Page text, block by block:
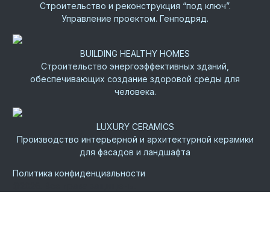
Строительство и реконструкция “под ключ”.
Управление проектом. Генподряд.
BUILDING HEALTHY HOMES
Строительство энергоэффективных зданий,
обеспечивающих создание здоровой среды для
человека.
LUXURY CERAMICS
Производство интерьерной и архитектурной керамики
для фасадов и ландшафта
Политика конфиденциальности